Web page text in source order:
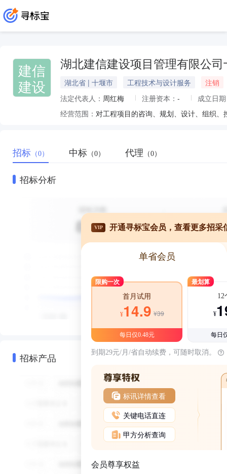
建信
建设
湖北建信建设项目管理有限公司
湖北省 | 十堰市 工程技术与设计服务
注销
法定代表人： 周红梅 注册资本： -
成立日
经营范围：
招标 （0） 中标 （0） 代理 （0）
招标分析
招标产品
VIP 开通寻标宝会员，查看更多招采
单省会员
限购一次
首月试用
¥14.9 ¥39
每日仅0.48元
最划算
12
¥
每日
到期29元/月/省自动续费，可随时取消。
标讯详情查看
关键电话直连
甲方分析查询
会员尊享权益